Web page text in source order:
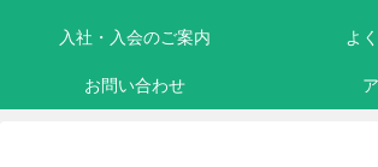
入社・入会のご案内 よ
お問い合わせ